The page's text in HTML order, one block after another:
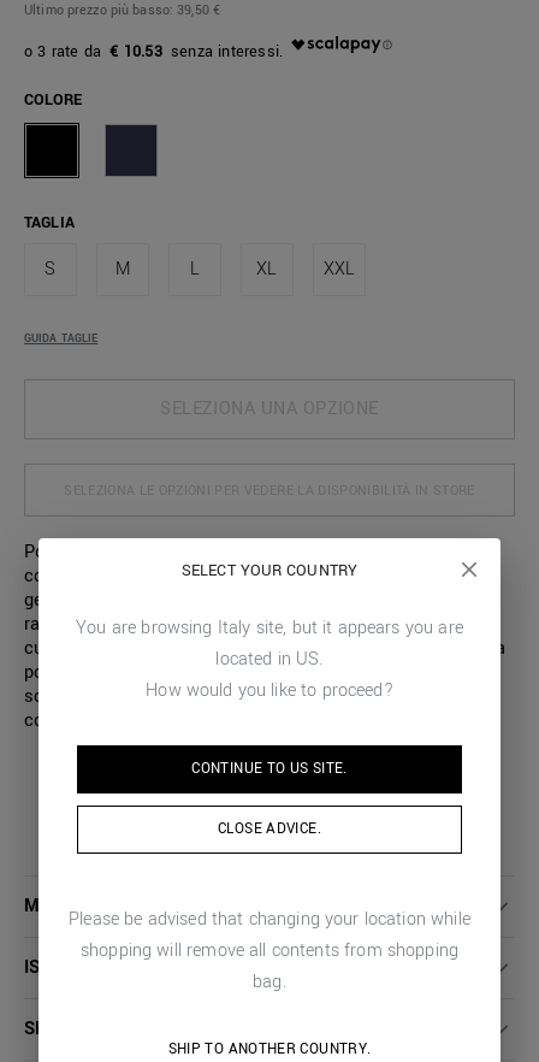
Ultimo prezzo più basso: 39,50 €
€ 10.53
COLORE
TAGLIA
S M L XL XXL
GUIDA TAGLIE
SELEZIONA UNA OPZIONE
SELEZIONA LE OPZIONI PER VEDERE LA DISPONIBILITÀ IN STORE
Polo con vestibilità slim realizzata interamente in
confortevole cotone. Il capo è caratterizzato da un motivo
geometrico all-over tono su tono, un dettaglio dinamico e
raffinato. Il logo a contrasto, applicato sul davanti lato
cuore, aggiunge un tocco di riconoscibilità. Indossa questa
polo nel tempo libero o per una serata speciale, ti
sorprenderà per la sua versatilità e il suo appeal
contemporaneo.
MAGGIORI DETTAGLI
ISTRUZIONI LAVAGGIO
SPEDIZIONI E RESI
SELECT YOUR COUNTRY
You are browsing Italy site, but it appears you are
located in US.
How would you like to proceed?
CONTINUE TO US SITE.
CLOSE ADVICE.
Please be advised that changing your location while
shopping will remove all contents from shopping
bag.
SHIP TO ANOTHER COUNTRY.